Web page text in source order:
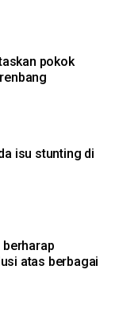
pokok
isu stunting di
berharap
atas berbagai